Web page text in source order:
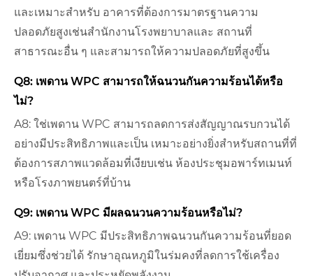
และเหมาะสำหรับ อาคารที่ต้องการมาตรฐานความ
ปลอดภัยสูงเช่นสำนักงานโรงพยาบาลและ สถานที่
สาธารณะอื่น ๆ และสามารถให้ความปลอดภัยที่สูงขึ้น
Q8: เพดาน WPC สามารถให้ฉนวนกันความร้อนได้หรือ
ไม่?
A8: ใช่เพดาน WPC สามารถลดการส่งสัญญาณรบกวนได้
อย่างมีประสิทธิภาพและเป็น เหมาะอย่างยิ่งสำหรับสถานที่ที่
ต้องการสภาพแวดล้อมที่เงียบเช่น ห้องประชุมอพาร์ทเมนท์
หรือโรงภาพยนตร์ที่บ้าน
Q9: เพดาน WPC มีผลฉนวนความร้อนหรือไม่?
A9: เพดาน WPC มีประสิทธิภาพฉนวนกันความร้อนที่ยอด
เยี่ยมซึ่งช่วยได้ รักษาอุณหภูมิในร่มคงที่ลดการใช้เครื่อง